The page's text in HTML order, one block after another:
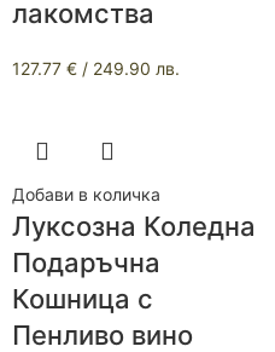
лакомства
127.77 € / 249.90 лв.
Добави в количка
Луксозна Коледна
Подаръчна
Кошница с
Пенливо вино